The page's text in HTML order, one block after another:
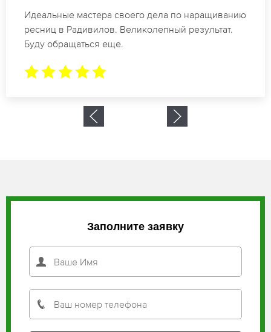
Спасибо огромное. Заказывала наращивание
ресниц в Радивилов для мероприятия. За 2 часа
все было готово.
Заполните заявку